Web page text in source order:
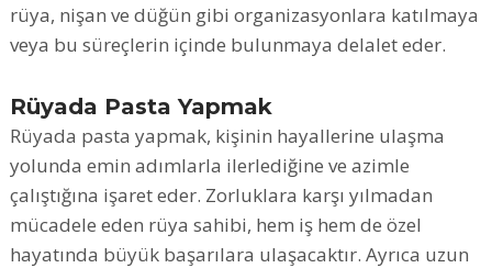
rüya, nişan ve düğün gibi organizasyonlara katılmaya
veya bu süreçlerin içinde bulunmaya delalet eder.
Rüyada Pasta Yapmak
Rüyada pasta yapmak, kişinin hayallerine ulaşma
yolunda emin adımlarla ilerlediğine ve azimle
çalıştığına işaret eder. Zorluklara karşı yılmadan
mücadele eden rüya sahibi, hem iş hem de özel
hayatında büyük başarılara ulaşacaktır. Ayrıca uzun